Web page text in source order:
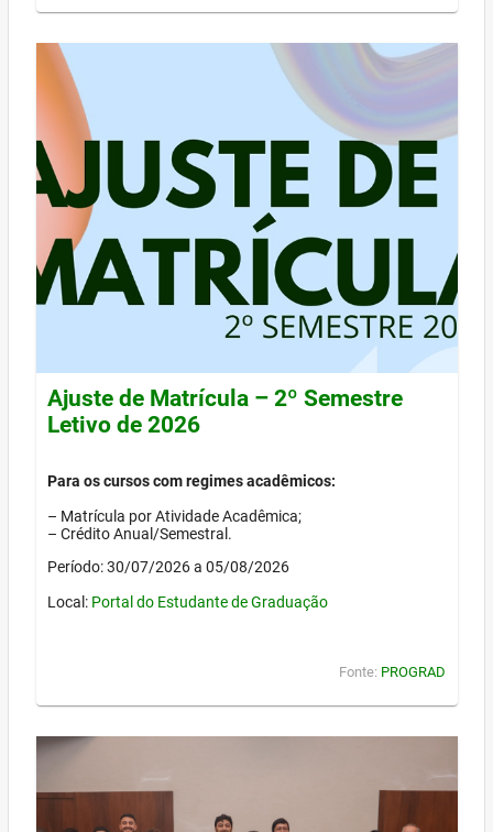
Ajuste de Matrícula – 2º Semestre
Letivo de 2026
Para os cursos com regimes acadêmicos:
– Matrícula por Atividade Acadêmica;
– Crédito Anual/Semestral.
Período: 30/07/2026 a 05/08/2026
Local: Portal do Estudante de Graduação
Fonte: PROGRAD